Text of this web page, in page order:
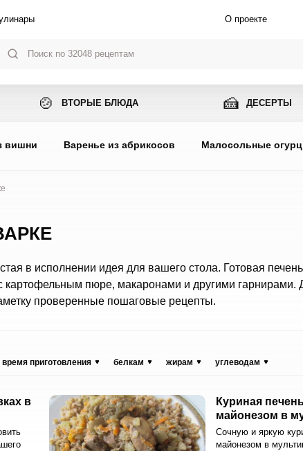
О проекте
🍲 ВТОРЫЕ БЛЮДА 🍰 ДЕСЕРТЫ
вишни Варенье из абрикосов Малосольные
в исполнении идея для вашего стола. Готовая
пюре, макаронами и другими гарнирами.
проверенные пошаговые рецепты.
время приготовления белкам жирам углеводам
в
Куриная
майонезом в
Сочную и яркую
майонезом в